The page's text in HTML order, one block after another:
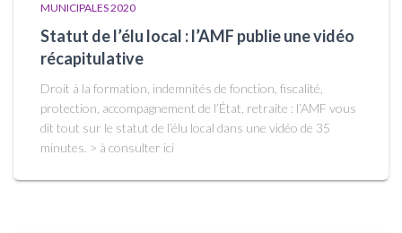
MUNICIPALES 2020
Statut de l’élu local : l’AMF publie une vidéo
récapitulative
Droit à la formation, indemnités de fonction, fiscalité,
protection, accompagnement de l’État, retraite : l’AMF vous
dit tout sur le statut de l’élu local dans une vidéo de 35
minutes. > à consulter ici